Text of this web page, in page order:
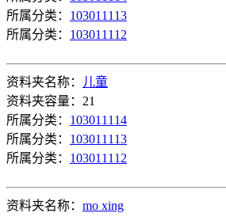
所属分类： 103011113
所属分类： 103011112
资料夹名称：
儿童
资料夹容量：21
所属分类： 103011114
所属分类： 103011113
所属分类： 103011112
资料夹名称： mo xing